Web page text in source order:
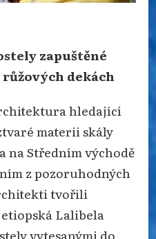
zapuštěné
dekách
hledající
materii skály
na Středním východě
z pozoruhodných
tvořili
Lalibela
vytesanými do